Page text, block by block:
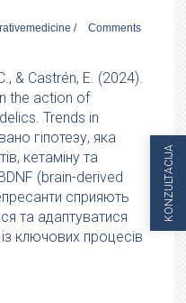
/
Comments
& Castrén, E. (2024).
the action of
Trends in
гіпотезу, яка
кетаміну та
(brain-derived
сприяють
та адаптуватися
ключових процесів
KONZULTACIJA